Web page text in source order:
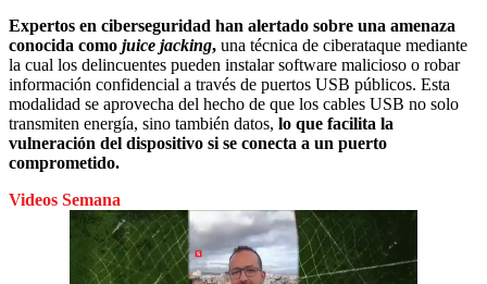
Expertos en ciberseguridad han alertado sobre una amenaza
conocida como juice jacking, una técnica de ciberataque mediante
la cual los delincuentes pueden instalar software malicioso o robar
información confidencial a través de puertos USB públicos. Esta
modalidad se aprovecha del hecho de que los cables USB no solo
transmiten energía, sino también datos, lo que facilita la
vulneración del dispositivo si se conecta a un puerto
comprometido.
Videos Semana